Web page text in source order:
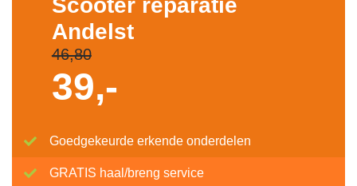
Scooter reparatie
Andelst
46,80
39,-
Goedgekeurde erkende onderdelen
GRATIS haal/breng service